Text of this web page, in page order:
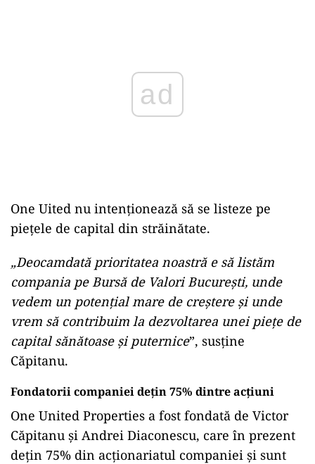
ad
One Uited nu intenționează să se listeze pe
piețele de capital din străinătate.
„Deocamdată prioritatea noastră e să listăm
compania pe Bursă de Valori București, unde
vedem un potențial mare de creștere și unde
vrem să contribuim la dezvoltarea unei piețe de
capital sănătoase și puternice”, susține
Căpitanu.
Fondatorii companiei dețin 75% dintre acțiuni
One United Properties a fost fondată de Victor
Căpitanu și Andrei Diaconescu, care în prezent
dețin 75% din acționariatul companiei și sunt